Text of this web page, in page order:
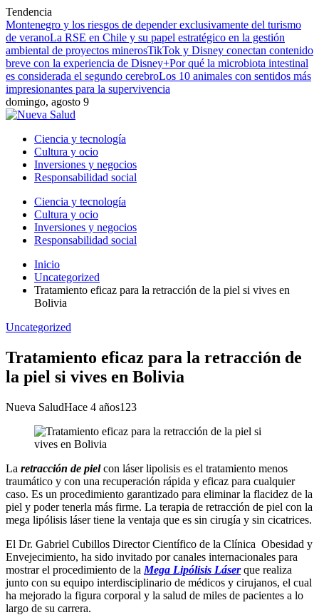
Tendencia
Montenegro y los riesgos de depender exclusivamente del turismo
de veranoLa RSE en Chile y su papel estratégico en la gestión
ambiental de proyectos minerosTikTok y Disney conectan contenido
breve con la experiencia de Disney+Por qué la microbiota intestinal
es considerada el segundo cerebroLos 10 animales con sentidos más
impresionantes para la supervivencia
domingo, agosto 9
Ciencia y tecnología
Cultura y ocio
Inversiones y negocios
Responsabilidad social
Ciencia y tecnología
Cultura y ocio
Inversiones y negocios
Responsabilidad social
Inicio
Uncategorized
Tratamiento eficaz para la retracción de la piel si vives en
Bolivia
Uncategorized
Tratamiento eficaz para la retracción de
la piel si vives en Bolivia
Nueva SaludHace 4 años123
La retracción de pielcon láser lipolisis es el tratamiento menos
traumático y con una recuperación rápida y eficaz para cualquier
caso. Es un procedimiento garantizado para eliminar la flacidez de la
piel y poder tenerla más firme. La terapia de retracción de piel con la
mega lipólisis láser tiene la ventaja que es sin cirugía y sin cicatrices.
El Dr. Gabriel Cubillos Director Científico de la Clínica Obesidad y
Envejecimiento, ha sido invitado por canales internacionales para
mostrar el procedimiento de la Mega Lipólisis Láserque realiza
junto con su equipo interdisciplinario de médicos y cirujanos, el cual
ha mejorado la figura corporal y la salud de miles de pacientes a lo
largo de su carrera.